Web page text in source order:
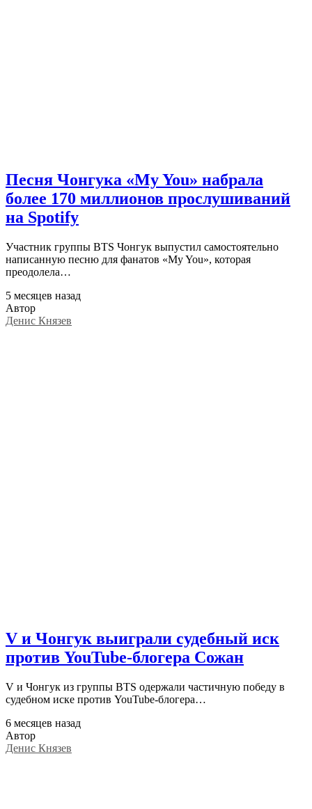
Песня Чонгука «My You» набрала
более 170 миллионов прослушиваний
на Spotify
Участник группы BTS Чонгук выпустил самостоятельно
написанную песню для фанатов «My You», которая
преодолела…
5 месяцев назад
Автор
Денис Князев
V и Чонгук выиграли судебный иск
против YouTube-блогера Сожан
V и Чонгук из группы BTS одержали частичную победу в
судебном иске против YouTube-блогера…
6 месяцев назад
Автор
Денис Князев